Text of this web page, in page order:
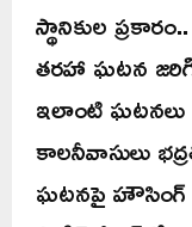
స్థానికుల
తరహా ఘటన
ఇలాంటి ఘటనలు
కాలనీవాసులు
ఘటనపై హౌసింగ్